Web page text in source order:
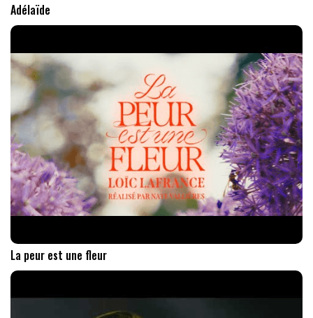
Adélaïde
La peur est une fleur